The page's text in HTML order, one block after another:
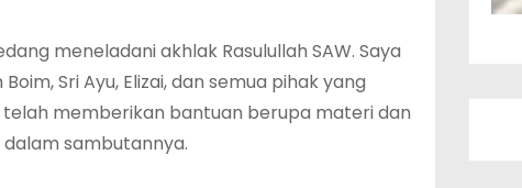
meneladani akhlak Rasulullah SAW. Saya
Sri Ayu, Elizai, dan semua pihak yang
memberikan bantuan berupa materi dan
dalam sambutannya.